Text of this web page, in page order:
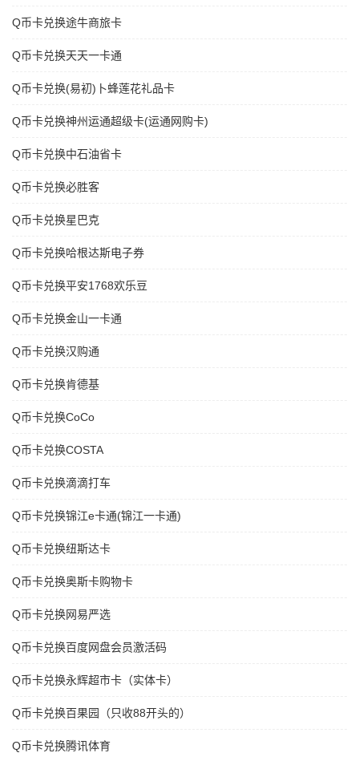
Q币卡兑换途牛商旅卡
Q币卡兑换天天一卡通
Q币卡兑换(易初)卜蜂莲花礼品卡
Q币卡兑换神州运通超级卡(运通网购卡)
Q币卡兑换中石油省卡
Q币卡兑换必胜客
Q币卡兑换星巴克
Q币卡兑换哈根达斯电子券
Q币卡兑换平安1768欢乐豆
Q币卡兑换金山一卡通
Q币卡兑换汉购通
Q币卡兑换肯德基
Q币卡兑换CoCo
Q币卡兑换COSTA
Q币卡兑换滴滴打车
Q币卡兑换锦江e卡通(锦江一卡通)
Q币卡兑换纽斯达卡
Q币卡兑换奥斯卡购物卡
Q币卡兑换网易严选
Q币卡兑换百度网盘会员激活码
Q币卡兑换永辉超市卡（实体卡）
Q币卡兑换百果园（只收88开头的）
Q币卡兑换腾讯体育